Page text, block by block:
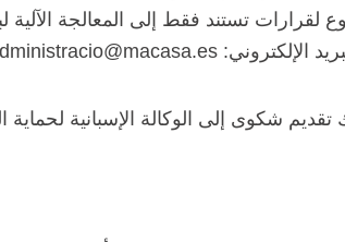
تستند فقط إلى المعالجة
شكوى إلى الوكالة الإسبانية لحماية